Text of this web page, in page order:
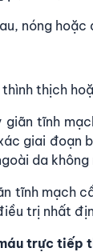
nóng
thịch
tĩnh
giai đoạn
da không
tĩnh mạch
trị nhất
trực tiếp